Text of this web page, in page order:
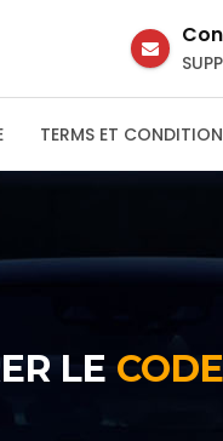
TERMS ET
LE